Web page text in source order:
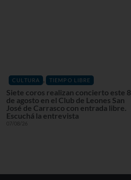
CULTURA , TIEMPO LIBRE
Siete coros realizan concierto este 8
de agosto en el Club de Leones San
José de Carrasco con entrada libre.
Escuchá la entrevista
07/08/26